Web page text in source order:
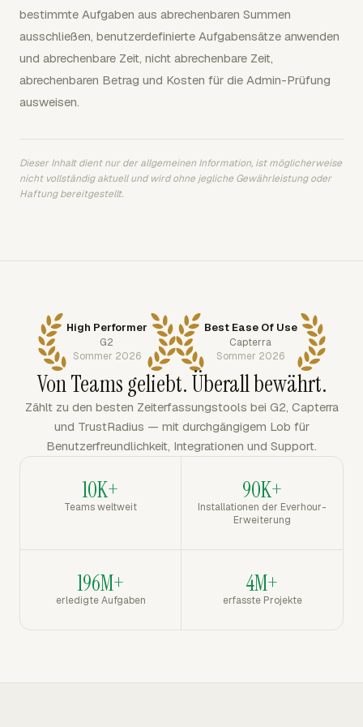
bestimmte Aufgaben aus abrechenbaren Summen
ausschließen, benutzerdefinierte Aufgabensätze anwenden
und abrechenbare Zeit, nicht abrechenbare Zeit,
abrechenbaren Betrag und Kosten für die Admin-Prüfung
ausweisen.
Dieser Inhalt dient nur der allgemeinen Information, ist möglicherweise
nicht vollständig aktuell und wird ohne jegliche Gewährleistung oder
Haftung bereitgestellt.
High Performer
G2
Sommer 2026
Best Ease Of Use
Capterra
Sommer 2026
Von Teams geliebt. Überall bewährt.
Zählt zu den besten Zeiterfassungstools bei G2, Capterra
und TrustRadius — mit durchgängigem Lob für
Benutzerfreundlichkeit, Integrationen und Support.
10K+
Teams weltweit
90K+
Installationen der Everhour-
Erweiterung
196M+
erledigte Aufgaben
4M+
erfasste Projekte